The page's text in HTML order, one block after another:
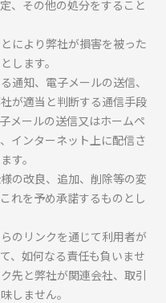
、その他の処分をすること
により弊社が損害を被った
します。
通知、電子メールの送信、
が適当と判断する通信手段
メールの送信又はホームペ
インターネット上に配信さ
す。
の改良、追加、削除等の変
れを予め承諾するものとし
のリンクを通じて利用者が
、如何なる責任も負いませ
先と弊社が関連会社、取引
しません。